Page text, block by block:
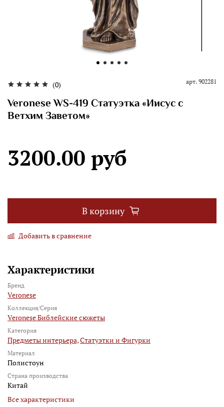
(0) арт. 902281
Veronese WS-419 Статуэтка «Иисус с
Ветхим Заветом»
3200.00 руб
В корзину
Добавить в сравнение
Характеристики
Бренд
Veronese
Коллекция/Серия
Veronese Библейские сюжеты
Категория
Предметы интерьера,Статуэтки и Фигурки
Материал
Полистоун
Страна производства
Китай
Все характеристики